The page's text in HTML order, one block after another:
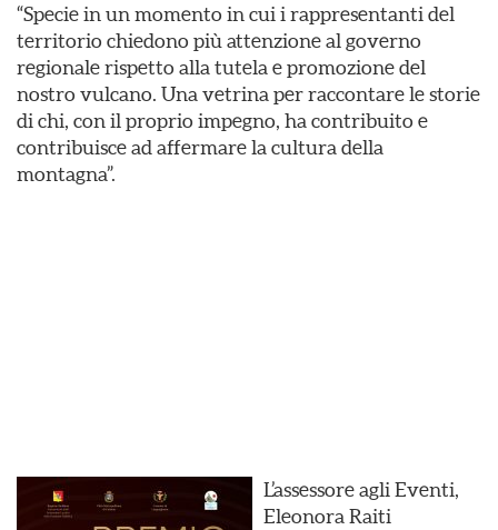
“Specie in un momento in cui i rappresentanti del
territorio chiedono più attenzione al governo
regionale rispetto alla tutela e promozione del
nostro vulcano. Una vetrina per raccontare le storie
di chi, con il proprio impegno, ha contribuito e
contribuisce ad affermare la cultura della
montagna”.
L’assessore agli Eventi,
Eleonora Raiti